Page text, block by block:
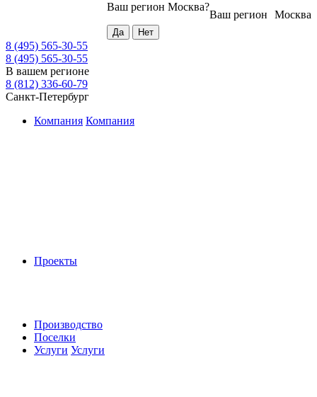
Москва
Ваш регион
Ваш регион Москва?
8 (495) 565-30-55
8 (495) 565-30-55
В вашем регионе
8 (812) 336-60-79
Санкт-Петербург
Компания Компания
Проекты
Производство
Поселки
Услуги Услуги